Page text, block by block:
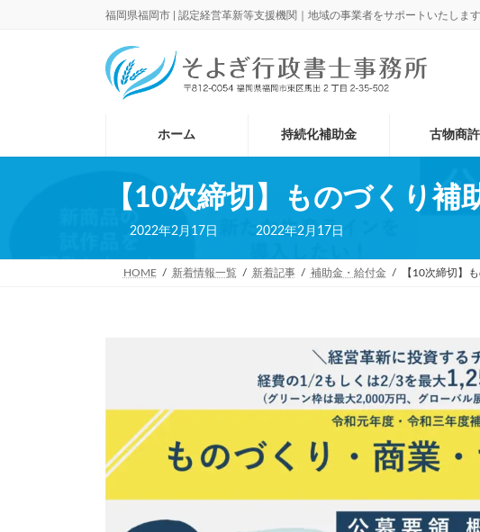
ッ
移
福岡県福岡市 | 認定経営革新等支援機関｜地域の事業者をサポートいたします
ホーム 持続化補助金 古物商
【10次締切】ものづくり補
2022年2月17日
最
新
日
2022年2月17日
HOME 新着情報一覧 新着記事 補助金・給付金 【10次締切】